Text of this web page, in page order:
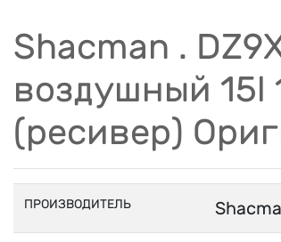
Shacman .
воздушный 15l
(ресивер)
ПРОИЗВОДИТЕЛЬ